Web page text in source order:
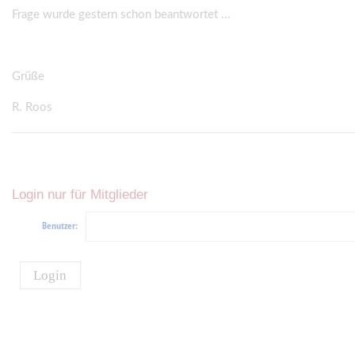
Frage wurde gestern schon beantwortet ...
Grüße
R. Roos
Login nur für Mitglieder
Benutzer:
Login